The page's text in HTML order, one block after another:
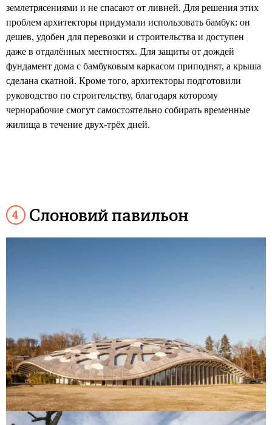
землетрясениями и не спасают от ливней. Для решения этих
проблем архитекторы придумали использовать бамбук: он
дешев, удобен для перевозки и строительства и доступен
даже в отдалённых местностях. Для защиты от дождей
фундамент дома с бамбуковым каркасом приподнят, а крыша
сделана скатной. Кроме того, архитекторы подготовили
руководство по строительству, благодаря которому
чернорабочие смогут самостоятельно собирать временные
жилища в течение двух-трёх дней.
Слоновий павильон